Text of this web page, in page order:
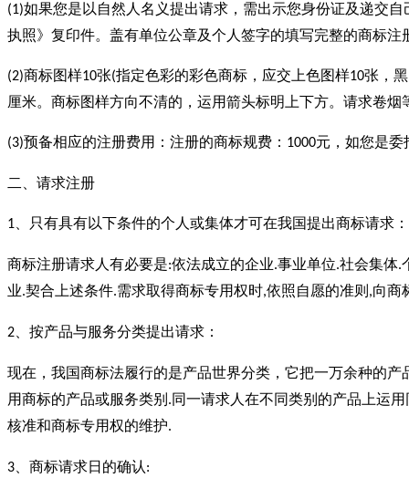
(1)如果您是以自然人名义提出请求，需出示您身份证及递交
执照》复印件。盖有单位公章及个人签字的填写完整的商标注
(2)商标图样10张(指定色彩的彩色商标，应交上色图样10张，
厘米。商标图样方向不清的，运用箭头标明上下方。请求卷烟
(3)预备相应的注册费用：注册的商标规费： 1000元，如您是委
二、请求注册
1 、只有具有以下条件的个人或集体才可在我国提出商标请求：
商标注册请求人有必要是:依法成立的企业.事业单位.社会集体.
业.契合上述条件.需求取得商标专用权时,依照自愿的准则 ,向商
2 、按产品与服务分类提出请求：
现在，我国商标法履行的是产品世界分类，它把一万余种的产
用商标的产品或服务类别 .同一请求人在不同类别的产品上运
核准和商标专用权的维护.
3 、商标请求日的确认: